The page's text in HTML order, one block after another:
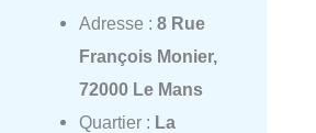
Adresse : 8 Rue
François Monier,
72000 Le Mans
Quartier : La